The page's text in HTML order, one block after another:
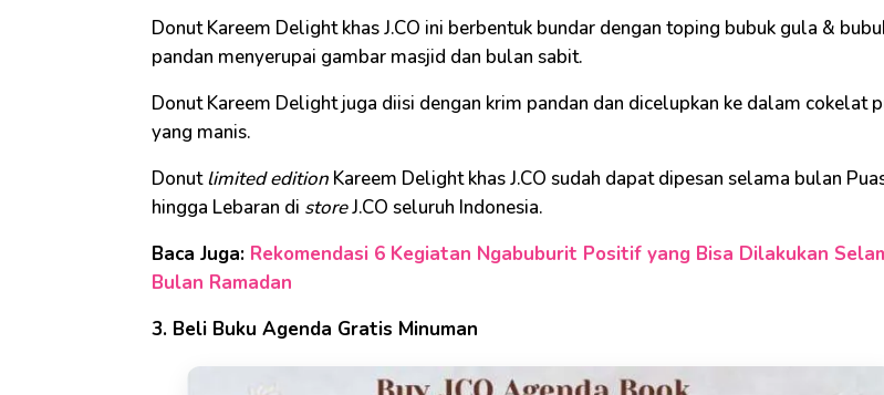
Donut Kareem Delight khas J.CO ini berbentuk bundar dengan toping bubuk gula &
pandan menyerupai gambar masjid dan bulan sabit.
Donut Kareem Delight juga diisi dengan krim pandan dan dicelupkan ke dalam cokelat
yang manis.
Donutlimited edition Kareem Delight khas J.CO sudah dapat dipesan selama bulan
hingga Lebaran di storeJ.CO seluruh Indonesia.
Baca Juga: Rekomendasi 6 Kegiatan Ngabuburit Positif yang Bisa Dilakukan
Bulan Ramadan
3. Beli Buku Agenda Gratis Minuman